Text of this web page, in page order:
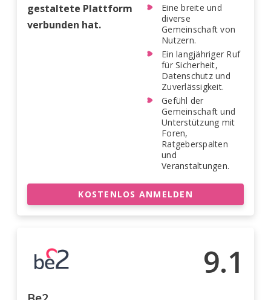
gestaltete Plattform
verbunden hat.
Eine breite und
diverse
Gemeinschaft von
Nutzern.
Ein langjähriger Ruf
für Sicherheit,
Datenschutz und
Zuverlässigkeit.
Gefühl der
Gemeinschaft und
Unterstützung mit
Foren,
Ratgeberspalten
und
Veranstaltungen.
KOSTENLOS ANMELDEN
9.1